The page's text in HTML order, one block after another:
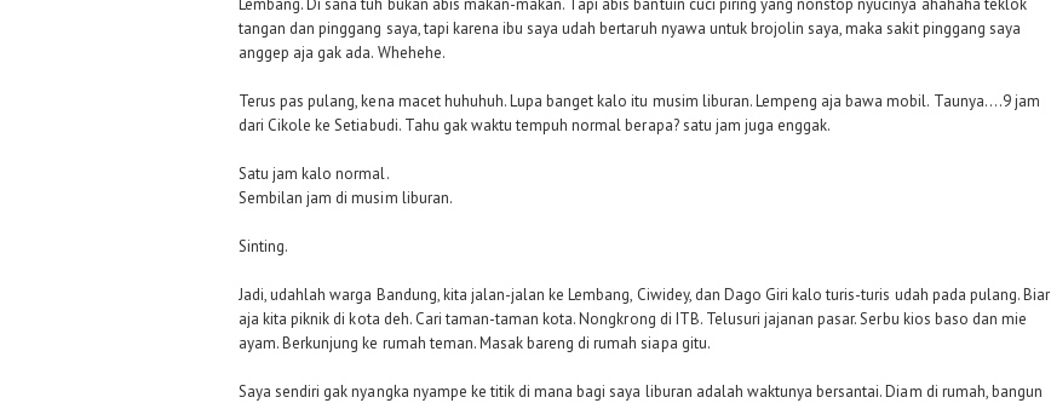
Lembang. Di sana tuh bukan abis makan-makan. Tapi abis bantuin cuci piring yang nonstop nyucinya ahahaha teklok
tangan dan pinggang saya, tapi karena ibu saya udah bertaruh nyawa untuk brojolin saya, maka sakit pinggang saya
anggep aja gak ada. Whehehe.
Terus pas pulang, kena macet huhuhuh. Lupa banget kalo itu musim liburan. Lempeng aja bawa mobil. Taunya....9 jam
dari Cikole ke Setiabudi. Tahu gak waktu tempuh normal berapa? satu jam juga enggak.
Satu jam kalo normal.
Sembilan jam di musim liburan.
Sinting.
Jadi, udahlah warga Bandung, kita jalan-jalan ke Lembang, Ciwidey, dan Dago Giri kalo turis-turis udah pada pulang. Biar
aja kita piknik di kota deh. Cari taman-taman kota. Nongkrong di ITB. Telusuri jajanan pasar. Serbu kios baso dan mie
ayam. Berkunjung ke rumah teman. Masak bareng di rumah siapa gitu.
Saya sendiri gak nyangka nyampe ke titik di mana bagi saya liburan adalah waktunya bersantai. Diam di rumah, bangun